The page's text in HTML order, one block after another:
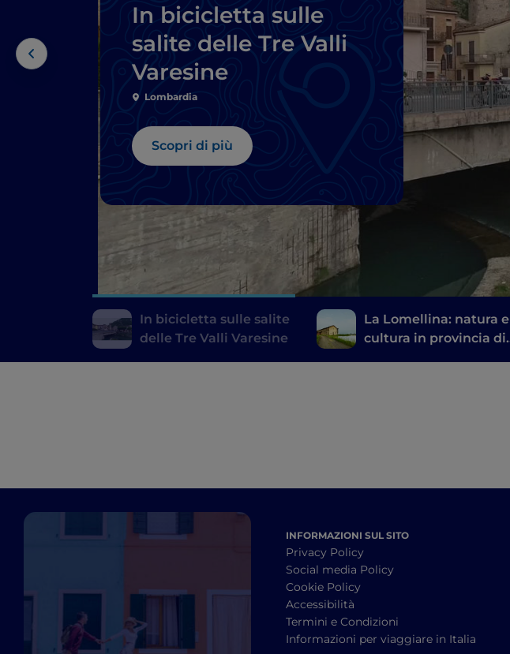
In bicicletta sulle
salite delle Tre Valli
Varesine
Lombardia
Scopri di più
In bicicletta sulle salite
delle Tre Valli Varesine
La Lomellina: natura e
cultura in provincia di
INFORMAZIONI SUL SITO
Privacy Policy
Social media Policy
Cookie Policy
Accessibilità
Termini e Condizioni
Informazioni per viaggiare in Italia